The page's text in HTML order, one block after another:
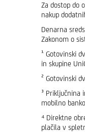
Za dostop do
nakup
Denarna
Zakonom o
¹ Gotovinski
in skupine
² Gotovinski
³ Priključnina
mobilno
⁴ Direktne
plačila v